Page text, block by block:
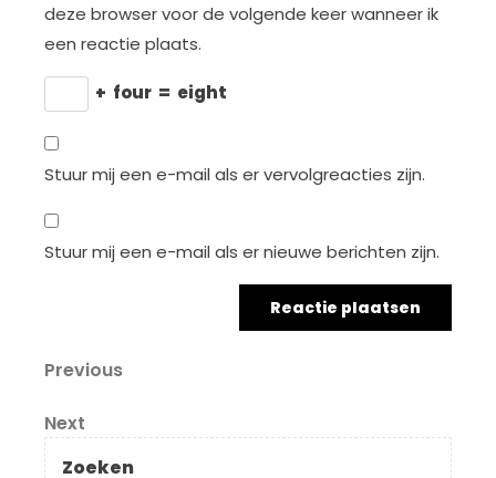
deze browser voor de volgende keer wanneer ik
een reactie plaats.
+ four = eight
Stuur mij een e-mail als er vervolgreacties zijn.
Stuur mij een e-mail als er nieuwe berichten zijn.
Berichtnavigatie
Previous
Previous
Next
Post
Next
Zoeken